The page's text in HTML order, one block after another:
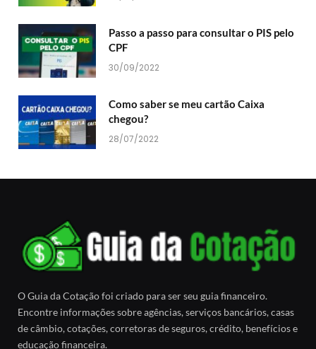
Passo a passo para consultar o PIS pelo
CPF
30/09/2022
Como saber se meu cartão Caixa
chegou?
28/07/2022
O Guia da Cotação foi criado para ser seu guia financeiro.
Encontre informações sobre agências, serviços bancários, casas
de câmbio, cotações, corretoras de seguros, crédito, benefícios e
educação financeira.